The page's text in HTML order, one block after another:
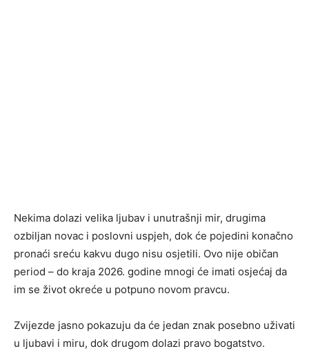
Nekima dolazi velika ljubav i unutrašnji mir, drugima
ozbiljan novac i poslovni uspjeh, dok će pojedini konačno
pronaći sreću kakvu dugo nisu osjetili. Ovo nije običan
period – do kraja 2026. godine mnogi će imati osjećaj da
im se život okreće u potpuno novom pravcu.
Zvijezde jasno pokazuju da će jedan znak posebno uživati
u ljubavi i miru, dok drugom dolazi pravo bogatstvo.